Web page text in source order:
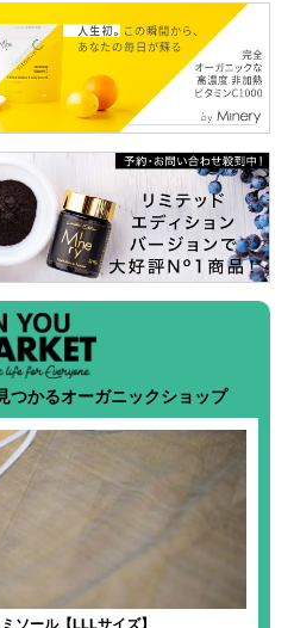
つかるオーガニックショップ
ソール【LLLサイズ】